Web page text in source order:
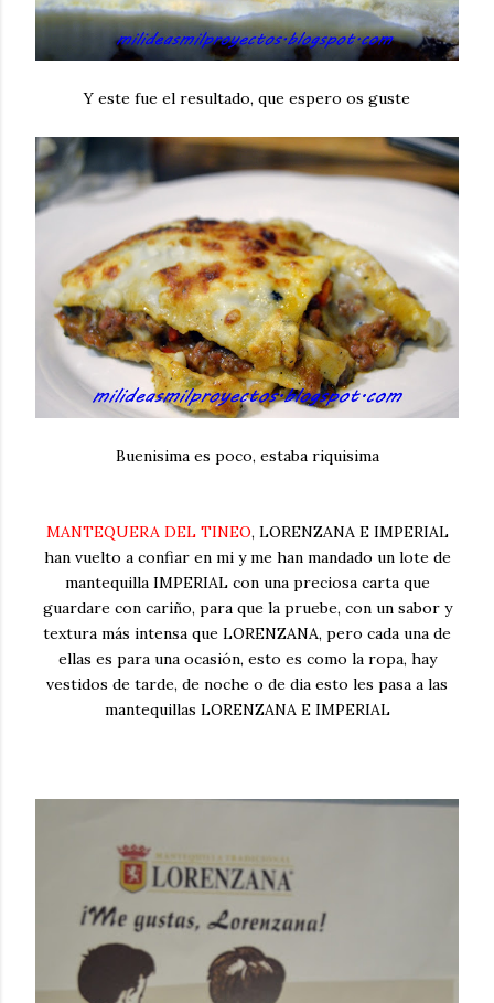
Y este fue el resultado, que espero os guste
Buenisima es poco, estaba riquisima
MANTEQUERA DEL TINEO, LORENZANA E IMPERIAL
han vuelto a confiar en mi y me han mandado un lote de
mantequilla IMPERIAL con una preciosa carta que
guardare con cariño, para que la pruebe, con un sabor y
textura más intensa que LORENZANA, pero cada una de
ellas es para una ocasión, esto es como la ropa, hay
vestidos de tarde, de noche o de dia esto les pasa a las
mantequillas LORENZANA E IMPERIAL